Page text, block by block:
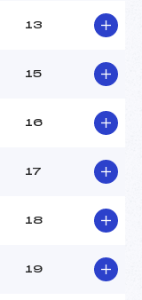
13
15
16
17
18
19